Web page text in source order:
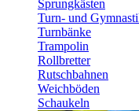
Sprungkästen
Turn- und
Turnbänke
Trampolin
Rollbretter
Rutschbahnen
Weichböden
Schaukeln